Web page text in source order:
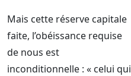
Mais cette réserve capitale
faite, l’obéissance requise
de nous est
inconditionnelle : « celui qui